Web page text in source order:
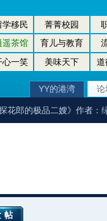
学移民 菁菁校园
遥茶馆 育儿与教育
心一笑 美味天下
道
YY的港湾 论
花郎的极品二嫂》作者：
帖